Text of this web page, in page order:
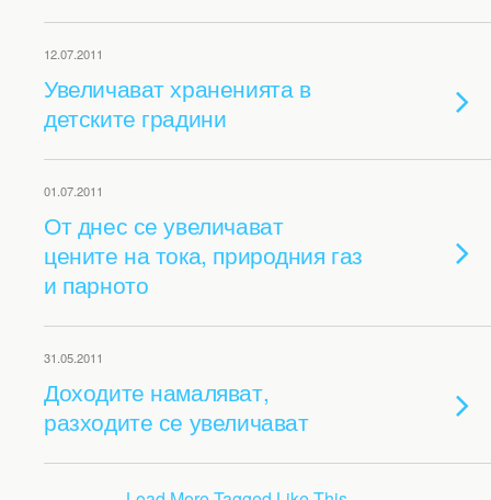
12.07.2011
Увеличават храненията в
детските градини
01.07.2011
От днес се увеличават
цените на тока, природния газ
и парното
31.05.2011
Доходите намаляват,
разходите се увеличават